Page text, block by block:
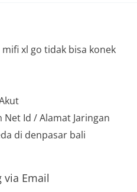
xl go tidak bisa konek
Net Id / Alamat Jaringan
di denpasar bali
via Email